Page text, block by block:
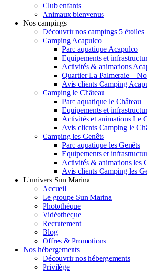
Club enfants
Animaux bienvenus
Nos campings
Découvrir nos campings 5 étoiles
Camping Acapulco
Parc aquatique Acapulco
Equipements et
Activités & animations
Quartier La Palmeraie –
Avis clients Camping
Camping le Château
Parc aquatique le Château
Equipements et
Activités et animations Le
Avis clients Camping le
Camping les Genêts
Parc aquatique les Genêts
Equipements et
Activités & animations les
Avis clients Camping les
L’univers Sun Marina
Accueil
Le groupe Sun Marina
Photothèque
Vidéothèque
Recrutement
Blog
Offres & Promotions
Nos hébergements
Découvrir nos hébergements
Privilège